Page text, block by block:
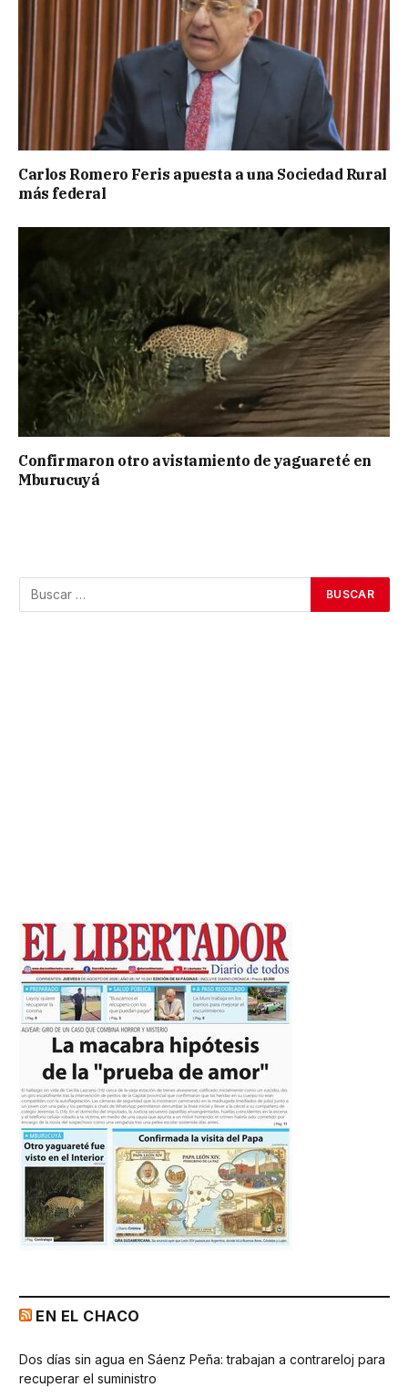
Carlos Romero Feris apuesta a una Sociedad Rural
más federal
Confirmaron otro avistamiento de yaguareté en
Mburucuyá
EN EL CHACO
Dos días sin agua en Sáenz Peña: trabajan a contrareloj para
recuperar el suministro